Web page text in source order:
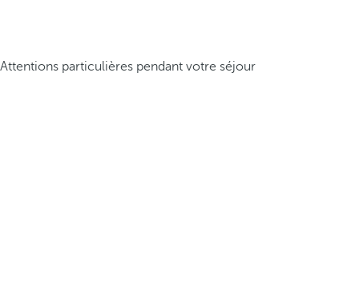
Attentions particulières pendant votre séjour